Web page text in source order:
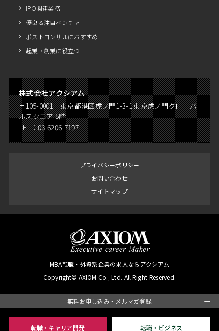
無料お申し込み・メルマガ登録
転職・キャリア開発 転職・ビジネス
IPO関連業務
優良＆注目ベンチャー
ポストコンサルにおすすめ
起業・創業に役立つ
株式会社アクシアム
〒105-0001 東京都港区虎ノ門1-3-1 東京虎ノ門グローバ
ルスクエア 5階
TEL：03-6206-7197
プライバシーポリシー
お問い合わせ
サイトマップ
MBA転職・外資系企業の求人ならアクシアム
Copyright© AXIOM Co., Ltd. All Right Reserved.